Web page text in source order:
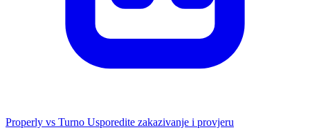
Properly vs Turno Usporedite zakazivanje i provjeru